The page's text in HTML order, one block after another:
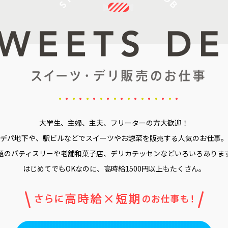
大学生、主婦、主夫、フリーターの方大歓迎！
デパ地下や、駅ビルなどでスイーツやお惣菜を販売する人気のお仕事。
のパティスリーや老舗和菓子店、デリカテッセンなどいろいろありま
はじめてでもOKなのに、高時給1500円以上もたくさん。